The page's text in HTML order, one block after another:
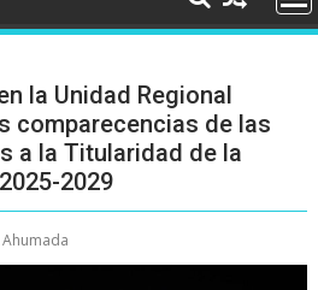
la Unidad Regional
comparecencias de las
a la Titularidad de la
2029